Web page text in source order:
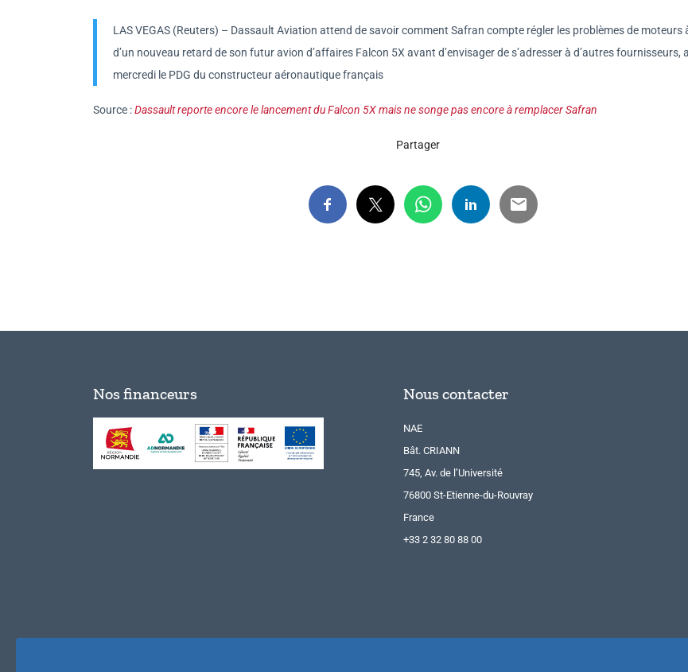
LAS VEGAS (Reuters) – Dassault Aviation attend de savoir comment Safran compte régler les problèmes de moteurs
d’un nouveau retard de son futur avion d’affaires Falcon 5X avant d’envisager de s’adresser à d’autres fournisseurs,
mercredi le PDG du constructeur aéronautique français
Source :Dassault reporte encore le lancement du Falcon 5X mais ne songe pas encore à remplacer Safran
Partager
Nos financeurs Nous contacter
NAE
Bât. CRIANN
745, Av. de l’Université
76800 St-Etienne-du-Rouvray
France
+33 2 32 80 88 00